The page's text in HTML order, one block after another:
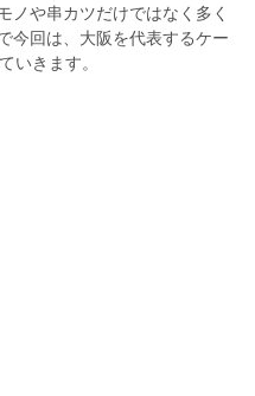
ノや串カツだけではなく多く
今回は、大阪を代表するケー
いきます。